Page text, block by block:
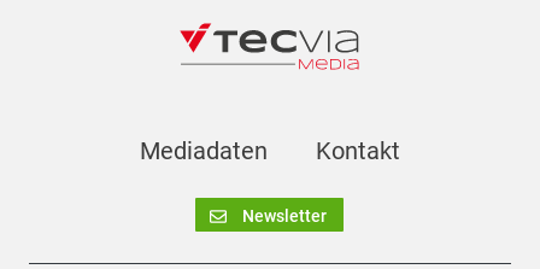
Mediadaten Kontakt
Newsletter